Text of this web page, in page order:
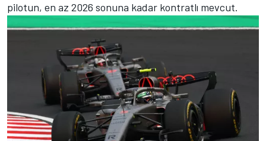
pilotun, en az 2026 sonuna kadar kontratlı mevcut.